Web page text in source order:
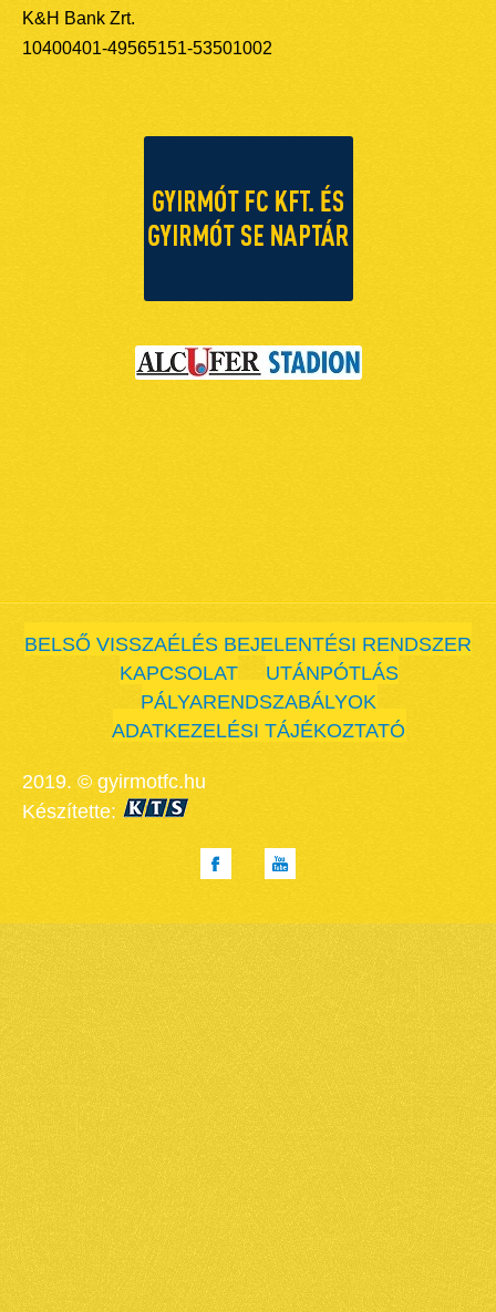
K&H Bank Zrt.
10400401-49565151-53501002
BELSŐ VISSZAÉLÉS BEJELENTÉSI RENDSZER
KAPCSOLAT
UTÁNPÓTLÁS
PÁLYARENDSZABÁLYOK
ADATKEZELÉSI TÁJÉKOZTATÓ
2019. © gyirmotfc.hu
Készítette: